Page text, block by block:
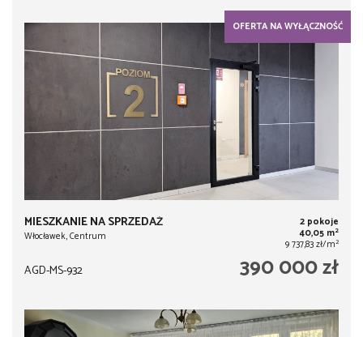
OFERTA NA WYŁĄCZNOŚĆ
MIESZKANIE NA SPRZEDAŻ
Włocławek, Centrum
2 pokoje
40,05 m2
9 737,83 zł/m2
AGD-MS-932 390 000 zł